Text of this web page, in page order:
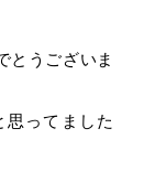
とうございま
ってました